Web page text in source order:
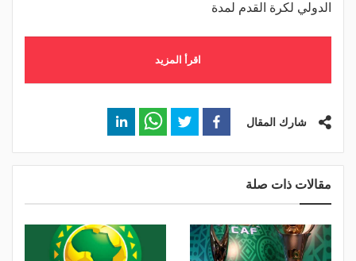
الدولي لكرة القدم لمدة
اقرأ المزيد
شارك المقال
مقالات ذات صلة